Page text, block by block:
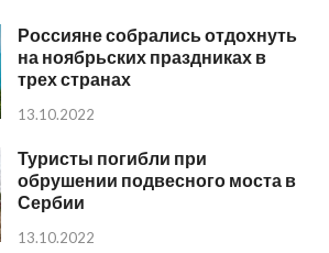
Россияне собрались отдохнуть
на ноябрьских праздниках в
трех странах
13.10.2022
Туристы погибли при
обрушении подвесного моста в
Сербии
13.10.2022